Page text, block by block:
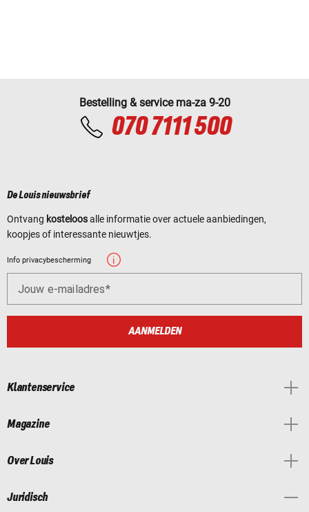
Bestelling & service ma-za 9-20
070 7111 500
De Louis nieuwsbrief
Ontvang kosteloosalle informatie over actuele aanbiedingen,
koopjes of interessante nieuwtjes.
Info privacybescherming
Jouw e-mailadres
AANMELDEN
Klantenservice
Magazine
Over Louis
Juridisch